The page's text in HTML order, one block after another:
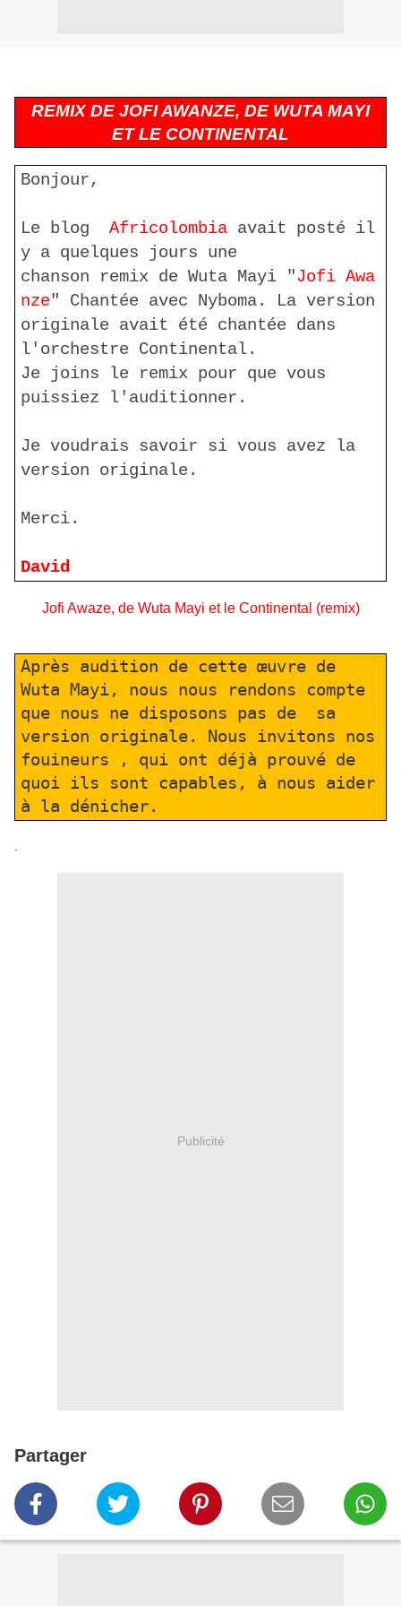
REMIX DE JOFI AWANZE, DE WUTA MAYI
ET LE CONTINENTAL
Bonjour,
Le blog Africolombia avait posté il
y a quelques jours une
chanson
remix de WutaMayi"Jofi Awa
nze" Chantée avec Nyboma. La version
originale avait été chantée dans
l'orchestre Continental.
Je
joins le remix pour que vous
puissiez l'auditionner.
Je voudrais savoir si vous avez la
version originale.
Merci.
David
Jofi Awaze, de Wuta Mayi et le Continental (remix)
Après audition de cette œuvre de
Wuta Mayi, nous nous rendons compte
que nous ne disposons pas de
sa
version originale. Nous invitons nos
fouineurs , qui ont déjà prouvé de
quoi ils sont capables, à nous aider
à la dénicher.
Publicité
Partager